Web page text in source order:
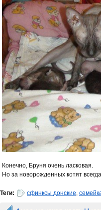
Конечно, Бруня очень ласковая.
Но за новорожденных котят
Теги: сфинксы донские,